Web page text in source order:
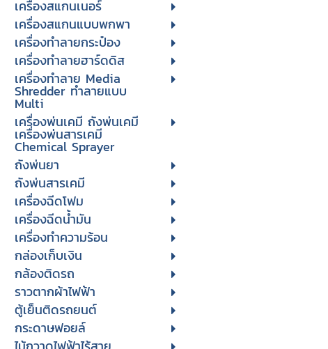
เครื่องสแกนเนอร์
เครื่องสแกนแบบพกพา
เครื่องทำลายกระป๋อง
เครื่องทำลายฮาร์ดดิส
เครื่องทำลาย Media
Shredder ทำลายแบบ
Multi
เครื่องพ่นเคมี ถังพ่นเคมี
เครื่องพ่นสารเคมี
Chemical Sprayer
ถังพ่นยา
ถังพ่นสารเคมี
เครื่องฉีดโฟม
เครื่องฉีดน้ำมัน
เครื่องทำความร้อน
กล่องเก็บเงิน
กล้องติดรถ
ราวตากผ้าไฟฟ้า
ตู้เย็นติดรถยนต์
กระดาษฟอยล์